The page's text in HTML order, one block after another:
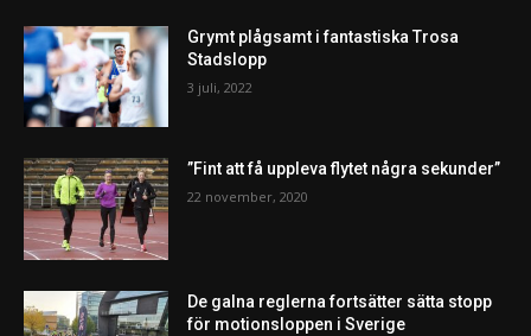
Grymt plågsamt i fantastiska Trosa
Stadslopp
3 juli, 2022
”Fint att få uppleva flytet några sekunder”
22 november, 2020
De galna reglerna fortsätter sätta stopp
för motionsloppen i Sverige